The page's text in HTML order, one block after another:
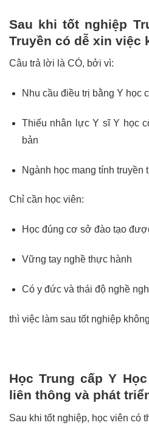
Sau khi tốt nghiệp
Truyền có dễ xin việc
Câu trả lời là CÓ, bởi vì:
Nhu cầu điều trị bằng Y học
Thiếu nhân lực Y sĩ Y học
bản
Ngành học mang tính truyền
Chỉ cần học viên:
Học đúng cơ sở đào tạo
Vững tay nghề thực hành
Có y đức và thái độ nghề
thì việc làm sau tốt nghiệp
Học Trung cấp Y
liên thông và phát
Sau khi tốt nghiệp, học viên có